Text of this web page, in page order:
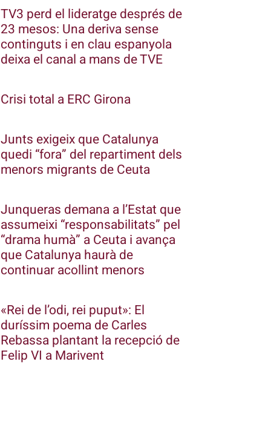
TV3 perd el lideratge després de
23 mesos: Una deriva sense
continguts i en clau espanyola
deixa el canal a mans de TVE
Crisi total a ERC Girona
Junts exigeix que Catalunya
quedi “fora” del repartiment dels
menors migrants de Ceuta
Junqueras demana a l’Estat que
assumeixi “responsabilitats” pel
“drama humà” a Ceuta i avança
que Catalunya haurà de
continuar acollint menors
«Rei de l’odi, rei puput»: El
duríssim poema de Carles
Rebassa plantant la recepció de
Felip VI a Marivent